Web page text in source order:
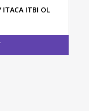
ITBI OL